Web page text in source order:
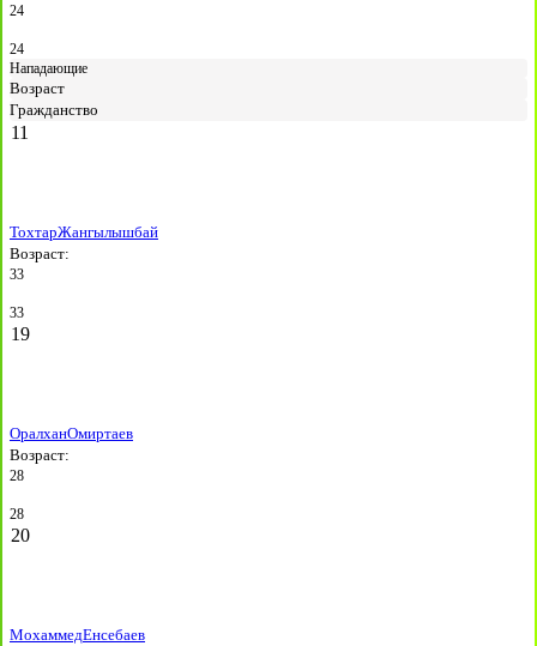
24
24
Нападающие
Возраст
Гражданство
11
ТохтарЖангылышбай
Возраст:
33
33
19
ОралханОмиртаев
Возраст:
28
28
20
МохаммедЕнсебаев